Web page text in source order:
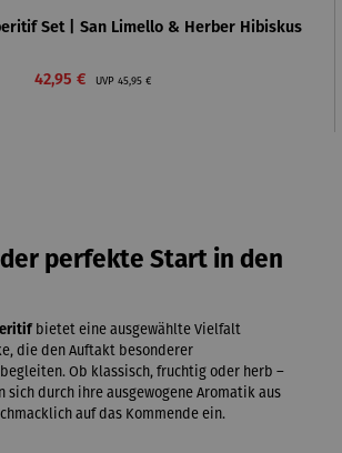
Set | San Limello & Herber Hibiskus
Verkaufspreis:
42,95 € UVP Regulärer Preis:
45,95 €
perfekte Start in den
bietet eine ausgewählte Vielfalt
die den Auftakt besonderer
Ob klassisch, fruchtig oder herb –
sich durch ihre ausgewogene Aromatik aus
auf das Kommende ein.